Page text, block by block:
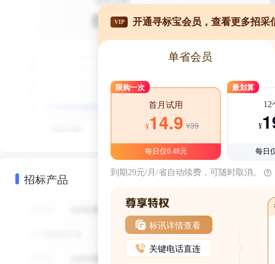
招标产品
VIP 开通寻标宝会员，查看更多招采
单省会员
限购一次
首月试用
¥14.9 ¥39
每日仅0.48元
最划算
12
¥
每日
到期29元/月/省自动续费，可随时取消。
标讯详情查看
关键电话直连